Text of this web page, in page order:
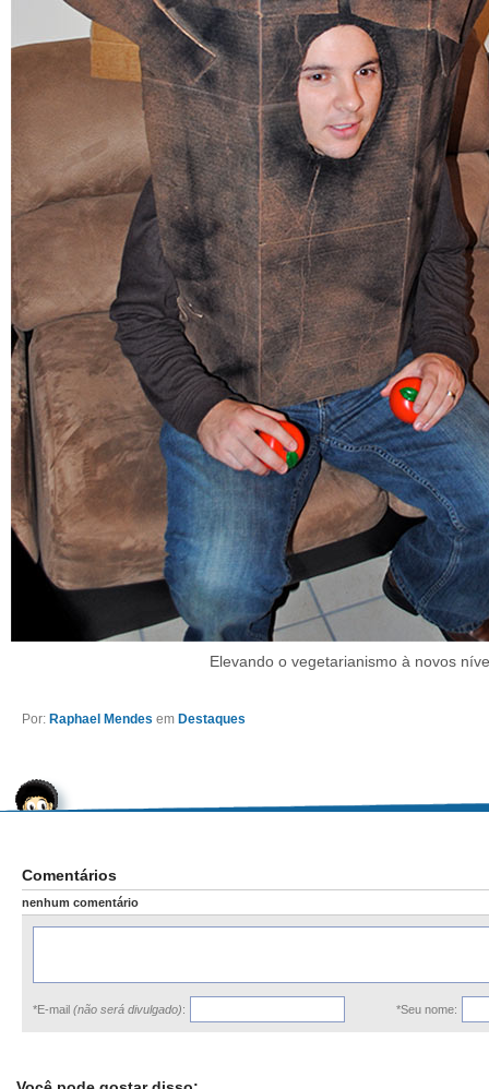
Elevando o vegetarianismo à novos
Por: Raphael Mendes em Destaques
Comentários
nenhum comentário
*E-mail (não será divulgado): *Seu nome: